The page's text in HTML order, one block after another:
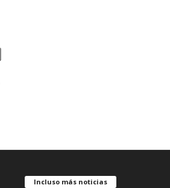
Incluso más noticias